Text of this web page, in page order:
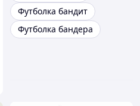
Футболка бандит
Футболка бандера